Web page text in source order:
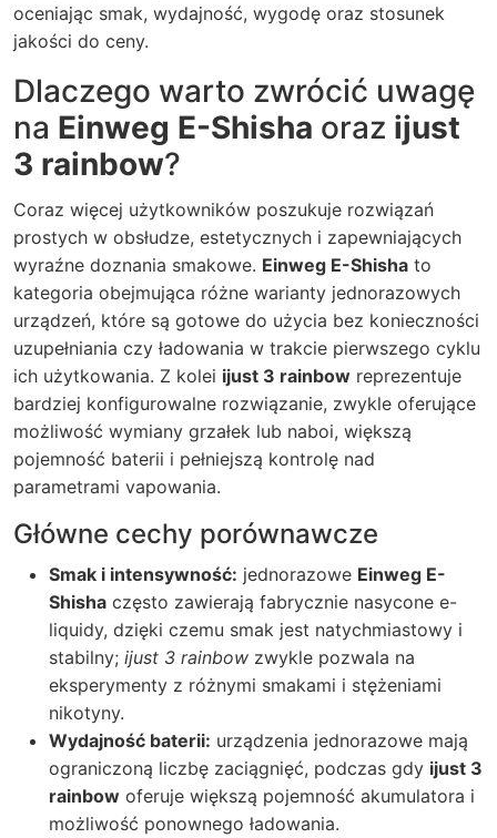
oceniając smak, wydajność, wygodę oraz stosunek
jakości do ceny.
Dlaczego warto zwrócić uwagę
na Einweg E-Shisha oraz ijust
3 rainbow?
Coraz więcej użytkowników poszukuje rozwiązań
prostych w obsłudze, estetycznych i zapewniających
wyraźne doznania smakowe. Einweg E-Shisha to
kategoria obejmująca różne warianty jednorazowych
urządzeń, które są gotowe do użycia bez konieczności
uzupełniania czy ładowania w trakcie pierwszego cyklu
ich użytkowania. Z kolei ijust 3 rainbow reprezentuje
bardziej konfigurowalne rozwiązanie, zwykle oferujące
możliwość wymiany grzałek lub naboi, większą
pojemność baterii i pełniejszą kontrolę nad
parametrami vapowania.
Główne cechy porównawcze
Smak i intensywność: jednorazowe Einweg E-
Shisha często zawierają fabrycznie nasycone e-
liquidy, dzięki czemu smak jest natychmiastowy i
stabilny; ijust 3 rainbow zwykle pozwala na
eksperymenty z różnymi smakami i stężeniami
nikotyny.
Wydajność baterii: urządzenia jednorazowe mają
ograniczoną liczbę zaciągnięć, podczas gdy ijust 3
rainbow oferuje większą pojemność akumulatora i
możliwość ponownego ładowania.